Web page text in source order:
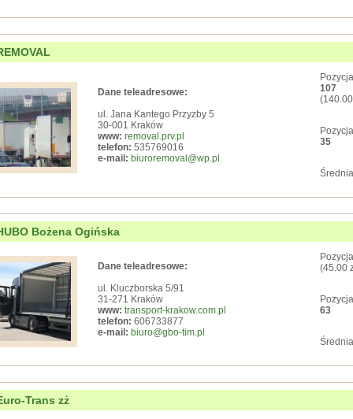
Dane teleadresowe:
ul. Jana Kantego Przyzby 5
30-001 Kraków
www: removal.prv.pl
telefon: 535769016
e-mail: biuroremoval@wp.pl
107
35
Bożena Ogińska
Dane teleadresowe:
ul. Kluczborska 5/91
31-271 Kraków
www: transport-krakow.com.pl
telefon: 606733877
e-mail: biuro@gbo-tim.pl
(45.00
63
Trans zż